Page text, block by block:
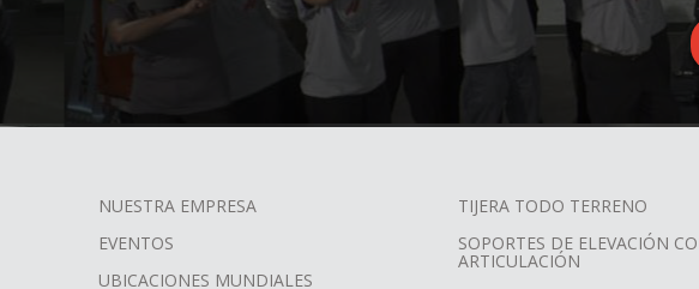
FOOTER
NUESTRA EMPRESA
EVENTOS
UBICACIONES MUNDIALES
TIJERA TODO TERRENO
SOPORTES DE ELEVACIÓN
ARTICULACIÓN